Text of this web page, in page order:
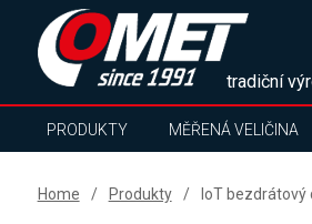
tradiční
PRODUKTY MĚŘENÁ VELIČINA
Home Produkty IoT